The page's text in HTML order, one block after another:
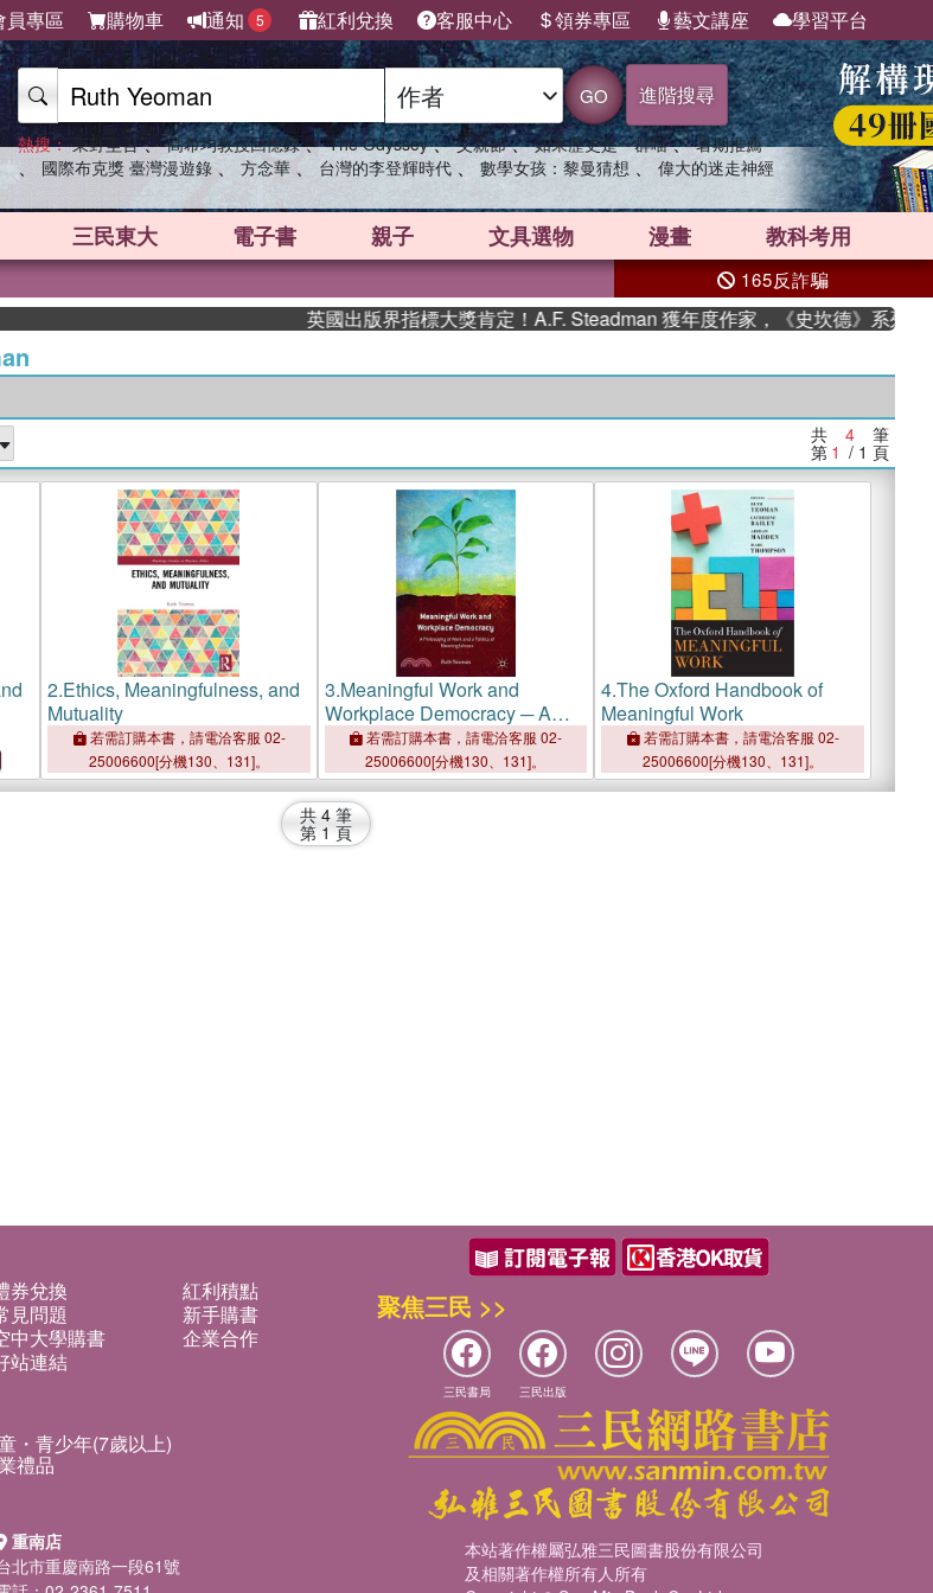
員專區 購物車 通知 5 紅利兌換 客服中心 領券專區 藝文講座 學習平台
GO 進階搜尋
熱搜： 東野圭吾 、 高希均教授回憶錄 、 The Odyssey 、 父親節 、 如果歷史是一群喵 、 暑期推薦
、 國際布克獎 臺灣漫遊錄 、 方念華 、 台灣的李登輝時代 、 數學女孩：黎曼猜想 、 偉大的迷走神經
三民東大 電子書 親子 文具選物 漫畫 教科考用
165反詐騙
英國出版界指標大獎肯定！A.F. Steadman 獲年度作家，《史坎德》系列帶你
共 4 筆
第 1 / 1 頁
2.Ethics, Meaningfulness, and
Mutuality
若需訂購本書，請電洽客服 02-
25006600[分機130、131]。
3.Meaningful Work and
Workplace Democracy ─ A
Philosophy of Work and a
Politics of Meaningfulness
若需訂購本書，請電洽客服 02-
25006600[分機130、131]。
4.The Oxford Handbook of
Meaningful Work
若需訂購本書，請電洽客服 02-
25006600[分機130、131]。
共 4 筆
第 1 頁
券兌換
紅利積點
見問題
新手購書
中大學購書
企業合作
站連結
・青少年(7歲以上)
禮品
重南店
北市重慶南路一段61號
聚焦三民 >>
三民書局 三民出版
本站著作權屬弘雅三民圖書股份有限公司
及相關著作權所有人所有